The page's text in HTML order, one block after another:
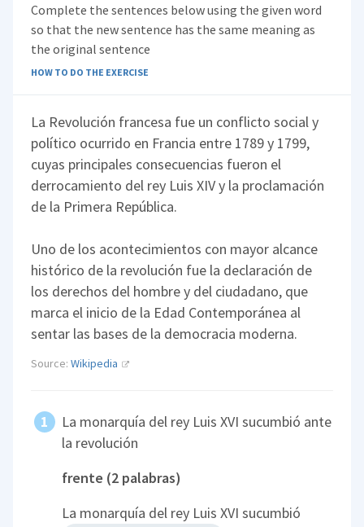
Complete the sentences below using the given word
so that the new sentence has the same meaning as
the original sentence
HOW TO DO THE EXERCISE
La Revolución francesa fue un conflicto social y
político ocurrido en Francia entre 1789 y 1799,
cuyas principales consecuencias fueron el
derrocamiento del rey Luis XIV y la proclamación
de la Primera República.
Uno de los acontecimientos con mayor alcance
histórico de la revolución fue la declaración de
los derechos del hombre y del ciudadano, que
marca el inicio de la Edad Contemporánea al
sentar las bases de la democracia moderna.
Source:Wikipedia
La monarquía del rey Luis XVI sucumbió ante
la revolución
frente (2 palabras)
La monarquía del rey Luis XVI sucumbió